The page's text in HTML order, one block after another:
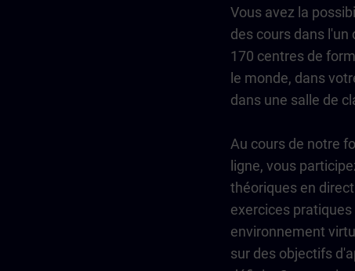
Vous avez la
des cours dans l'un
170 centres de
le monde, dans
dans une salle de
Au cours de notre
ligne, vous
théoriques en
exercices pratiques
environnement
sur des objectifs